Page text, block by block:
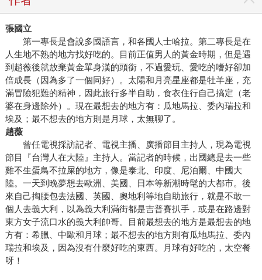
俗一點形容就是一個像拉稀，一個便秘。我們最近出了一本
《2016710008593》（時周文化），期間經歷兩年多，為了
最後、最新的訊息，我覺得出書前應該再去一趟感受日新月
異的北京城，他拿出了工作上的嚴格態度：「不用了，你把
文章統統給我，我來整理就好。」當然，最後我以「那就不
要出我這一半」的賴皮態度獲勝。 碰上一個十八歲就立志要
當小說家的人，我肯定寫不過他。但就算用我電視人的專長
我也「說」不過他。每次一說：「好想再去東京噢！」他一
定說：「打斷你的狗腿。」我拉朋友下水，說是ｘｘ找我去
的，「那打斷你們兩個人的狗腿。」 看在今年還沒出門的份
上，我不能說他壞話，否則旅行計劃會泡湯。我以「戶長」
之名發誓；以上所述全都是讚美張國立的，套句他常對我說
的話：「你是我的生命、真理和道路。」張國立，請帶我出
去玩吧！暑假都快過完了…… ＊文中張國立和趙薇合照，由
時周文化提供。
張國立
第一專長是會說多國語言，和各國人士哈拉。第二專長是在
人生地不熟的地方找好吃的。目前正值男人的黃金時期，但是遇
到趙薇後就放棄黃金單身漢的頭銜，不過愛玩、愛吃的嗜好卻加
倍成長（因為多了一個同好）。太陽和月亮星座都是牡羊座，充
滿冒險犯難的精神，因此旅行多半自助，食衣住行自己搞定（老
婆在身邊除外）。現在最想去的地方有：瓜地馬拉、委內瑞拉和
埃及；最不想去的地方則是月球，太無聊了。
趙薇
曾任電視採訪記者、電視主播、廣播節目主持人，現為電視
節目『台灣人在大陸』主持人。當記者的時候，出國總是去一些
雞不生蛋鳥不拉屎的地方，像是泰北、印度、尼泊爾、中國大
陸。一天到晚夢想去歐洲、美國、日本等新潮時髦的大都市。後
來自己掏腰包去法國、英國、奧地利等地自助旅行，就是不敢一
個人去義大利，以為義大利滿街都是吉普賽扒手，或是在路邊對
東方女子流口水的義大利帥哥。目前最想去的地方是最想去的地
方有：希臘、中歐和月球；最不想去的地方則有瓜地馬拉、委內
瑞拉和埃及，因為沒有什麼好吃的東西。月球有好吃的，太空餐
呀！